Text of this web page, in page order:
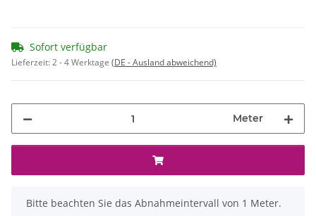
Sofort verfügbar
Lieferzeit:2 - 4 Werktage (DE - Ausland abweichend)
Meter
x
Bitte beachten Sie das Abnahmeintervall von 1 Meter.